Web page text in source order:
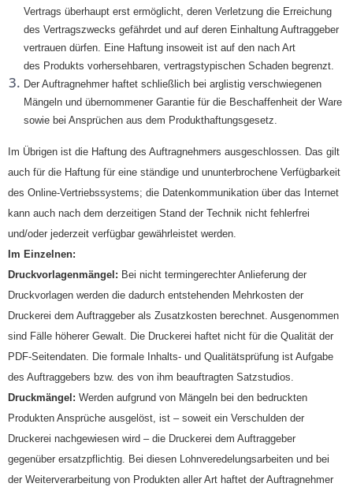
Vertrags überhaupt erst ermöglicht, deren Verletzung die Erreichung
des Vertragszwecks gefährdet und auf deren Einhaltung Auftraggeber
vertrauen dürfen. Eine Haftung insoweit ist auf den nach Art
des Produkts vorhersehbaren, vertragstypischen Schaden begrenzt.
Der Auftragnehmer haftet schließlich bei arglistig verschwiegenen
Mängeln und übernommener Garantie für die Beschaffenheit der Ware
sowie bei Ansprüchen aus dem Produkthaftungsgesetz.
Im Übrigen ist die Haftung des Auftragnehmers ausgeschlossen. Das gilt
auch für die Haftung für eine ständige und ununterbrochene Verfügbarkeit
des Online-Vertriebssystems; die Datenkommunikation über das Internet
kann auch nach dem derzeitigen Stand der Technik nicht fehlerfrei
und/oder jederzeit verfügbar gewährleistet werden.
Im Einzelnen:
Druckvorlagenmängel: Bei nicht termingerechter Anlieferung der
Druckvorlagen werden die dadurch entstehenden Mehrkosten der
Druckerei dem Auftraggeber als Zusatzkosten berechnet. Ausgenommen
sind Fälle höherer Gewalt. Die Druckerei haftet nicht für die Qualität der
PDF-Seitendaten. Die formale Inhalts- und Qualitätsprüfung ist Aufgabe
des Auftraggebers bzw. des von ihm beauftragten Satzstudios.
Druckmängel: Werden aufgrund von Mängeln bei den bedruckten
Produkten Ansprüche ausgelöst, ist – soweit ein Verschulden der
Druckerei nachgewiesen wird – die Druckerei dem Auftraggeber
gegenüber ersatzpflichtig. Bei diesen Lohnveredelungsarbeiten und bei
der Weiterverarbeitung von Produkten aller Art haftet der Auftragnehmer